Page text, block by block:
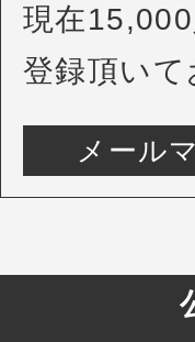
現在
登録頂いて
メール